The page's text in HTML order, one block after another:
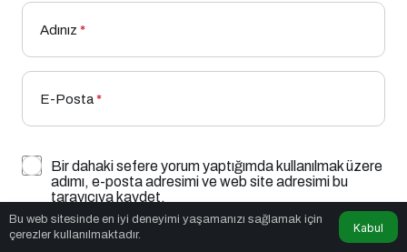
Adınız *
E-Posta*
Bir dahaki sefere yorum yaptığımda kullanılmak üzere
adımı, e-posta adresimi ve web site adresimi bu
tarayıcıya kaydet.
YORUM GÖNDER
Bu web sitesinde en iyi deneyimi yaşamanızı sağlamak için
çerezler kullanılmaktadır.
Kabul